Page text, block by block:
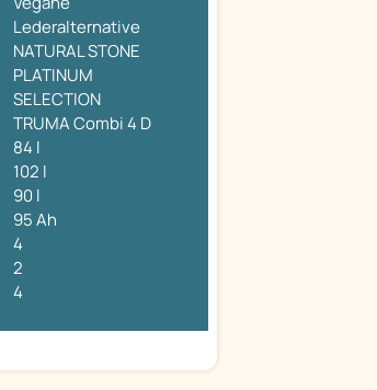
Lederalternative
NATURAL STONE
PLATINUM
SELECTION
TRUMA Combi 4 D
84 l
102 l
90 l
95 Ah
4
2
4